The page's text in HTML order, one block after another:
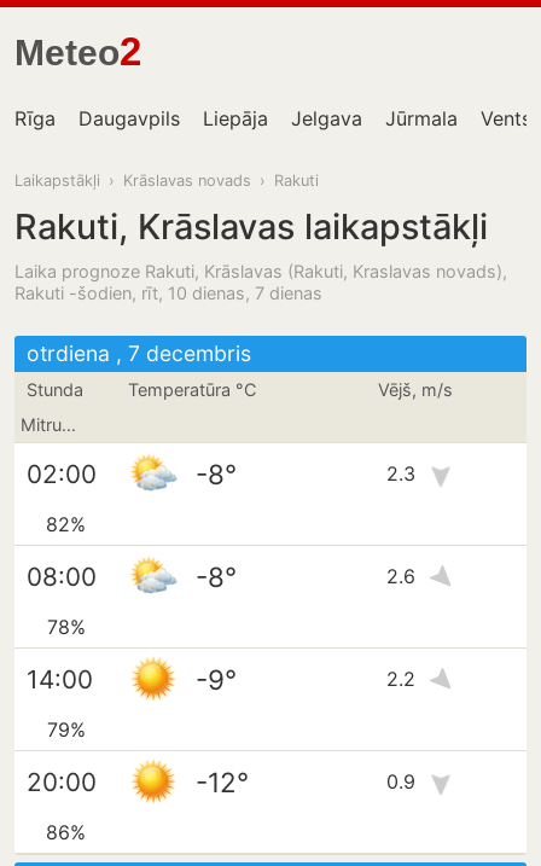
Meteo2
Rīga Daugavpils Liepāja Jelgava Jūrmala
Laikapstākļi › Krāslavas novads › Rakuti
Rakuti, Krāslavas laikapstākļi
Laika prognoze Rakuti, Krāslavas (Rakuti, Kraslavas novads),
Rakuti -šodien, rīt, 10 dienas, 7 dienas
otrdiena , 7 decembris
Stunda Temperatūra °C
Vējš, m/s
Mitrums
02:00 -8° 2.3
82%
08:00 -8° 2.6
78%
14:00 -9° 2.2
79%
20:00 -12° 0.9
86%